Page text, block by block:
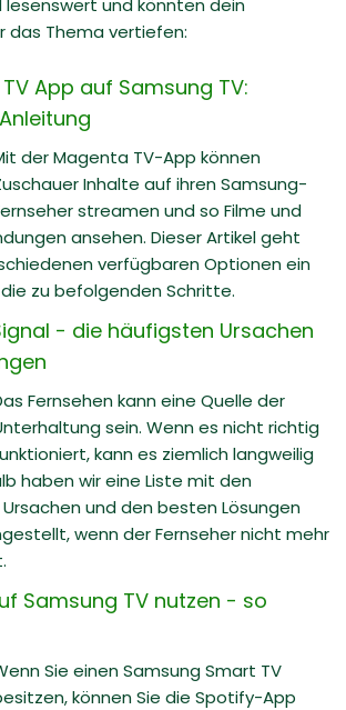
lesenswert und könnten dein
das Thema vertiefen:
App auf Samsung TV:
der Magenta TV-App können
Inhalte auf ihren Samsung-
streamen und so Filme und
ansehen. Dieser Artikel geht
verfügbaren Optionen ein
zu befolgenden Schritte.
- die häufigsten Ursachen
Fernsehen kann eine Quelle der
sein. Wenn es nicht richtig
kann es ziemlich langweilig
haben wir eine Liste mit den
und den besten Lösungen
wenn der Fernseher nicht mehr
Samsung TV nutzen - so
Sie einen Samsung Smart TV
können Sie die Spotify-App